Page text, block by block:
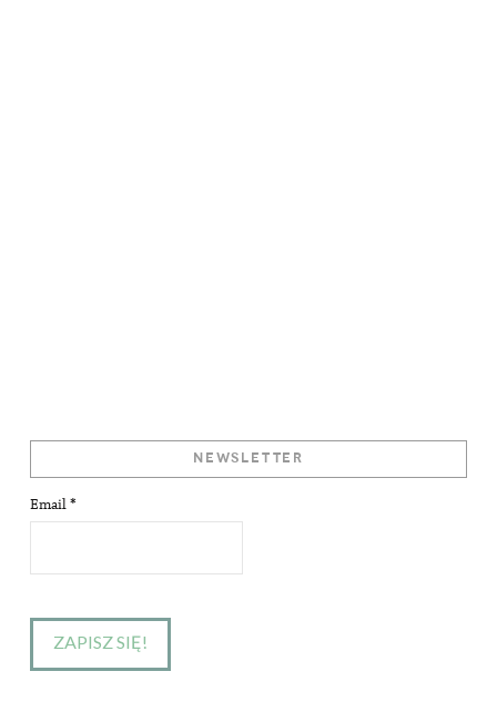
NEWSLETTER
Email*